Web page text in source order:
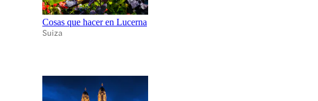
Cosas que hacer en Lucerna
Suiza